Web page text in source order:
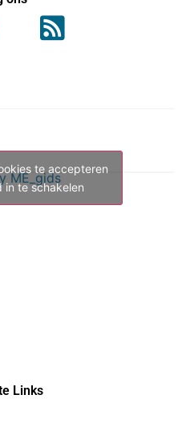
ME_gids
te accepteren
in te schakelen
Links